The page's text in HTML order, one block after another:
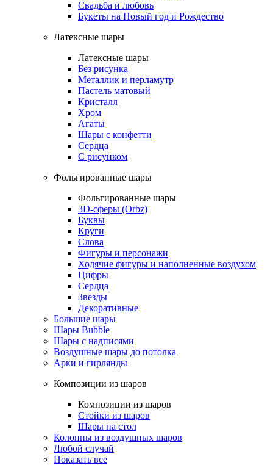
Свадьба и любовь
Букеты на Новый год и Рождество
Латексные шары
Латексные шары
Без рисунка
Металлик и перламутр
Пастель матовый
Кристалл
Хром
Агаты
Шары с конфетти
Сердца
С рисунком
Фольгированные шары
Фольгированные шары
3D-сферы (Orbz)
Буквы
Круги
Слова
Фигуры и персонажи
Ходячие фигуры и наполненные воздухом
Цифры
Сердца
Звезды
Декоративные
Большие шары
Шары Bubble
Шары с надписями
Воздушные шары до потолка
Арки и гирлянды
Композиции из шаров
Композиции из шаров
Стойки из шаров
Шары на стол
Колонны из воздушных шаров
Любой случай
Показать все